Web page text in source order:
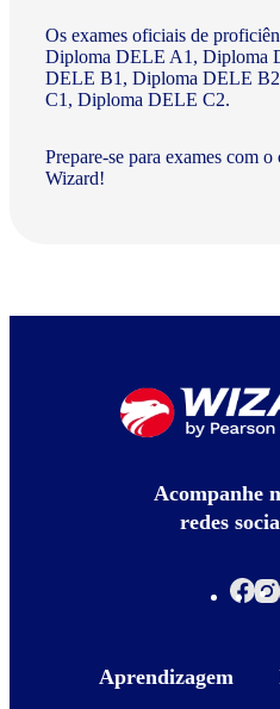
Os exames oficiais de
Diploma DELE A1, Diploma
DELE B1, Diploma DELE
C1, Diploma DELE C2.
Prepare-se para exames com o
Wizard!
Acompanhe
redes
Aprendizagem